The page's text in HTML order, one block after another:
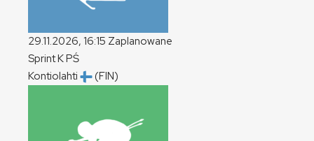
29.11.2026, 16:15 Zaplanowane
SprintKPŚ
Kontiolahti
(FIN)